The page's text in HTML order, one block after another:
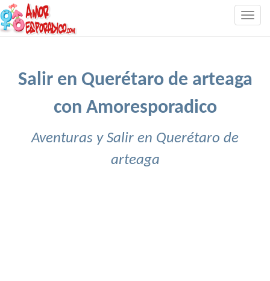
Salir en Querétaro de arteaga
con Amoresporadico
Aventuras y Salir en Querétaro de
arteaga